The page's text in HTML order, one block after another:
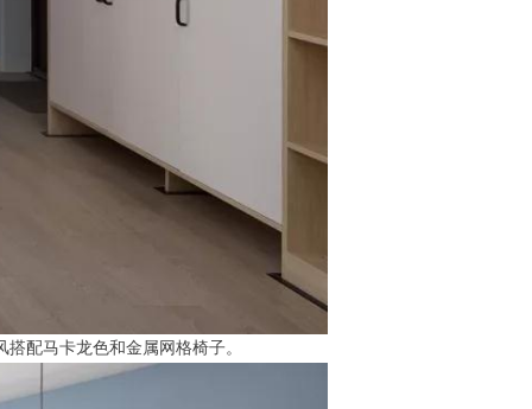
配马卡龙色和金属网格椅子。